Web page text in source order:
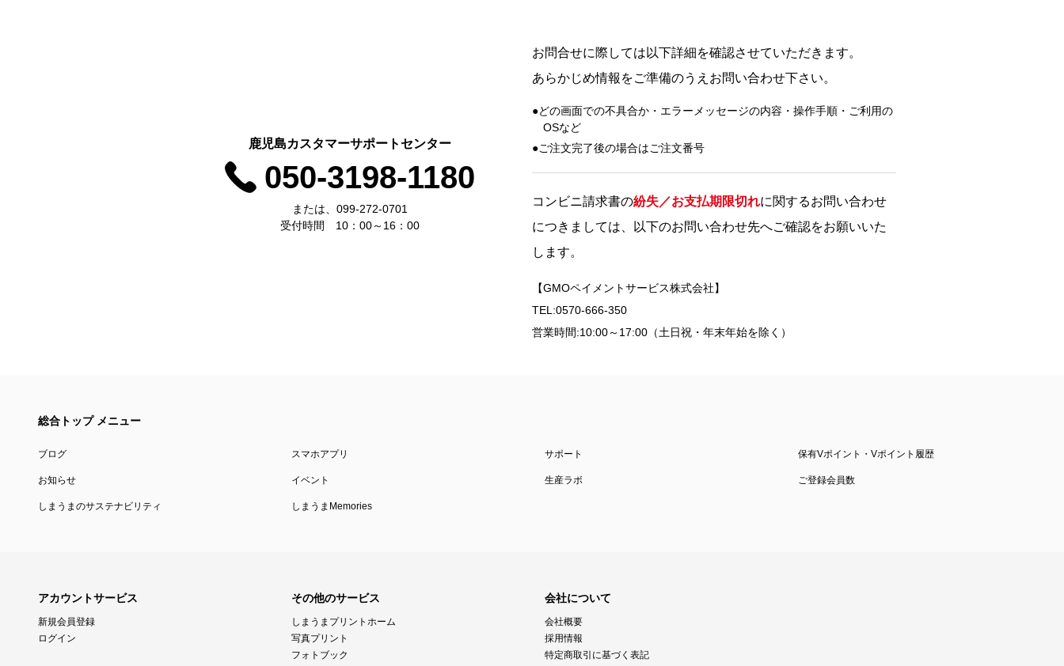
鹿児島カスタマーサポートセンター
050-3198-1180
または、099-272-0701
受付時間 10：00～16：00
お問合せに際しては以下詳細を確認させていただきます。
あらかじめ情報をご準備のうえお問い合わせ下さい。
どの画面での不具合か・エラーメッセージの内容・操作手順・ご利用の
OSなど
ご注文完了後の場合はご注文番号
コンビニ請求書の紛失／お支払期限切れに関するお問い合わせ
につきましては、以下のお問い合わせ先へご確認をお願いいた
します。
【GMOペイメントサービス株式会社】
TEL:0570-666-350
営業時間:10:00～17:00（土日祝・年末年始を除く）
総合トップ メニュー
ブログ スマホアプリ サポート 保有Vポイント・Vポイント履歴
お知らせ イベント 生産ラボ ご登録会員数
しまうまのサステナビリティ しまうまMemories
アカウントサービス
新規会員登録
ログイン
その他のサービス
しまうまプリントホーム
写真プリント
フォトブック
会社について
会社概要
採用情報
特定商取引に基づく表記